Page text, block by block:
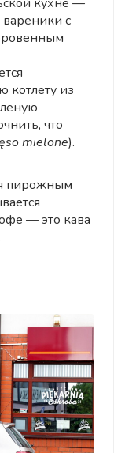
с
котлету из
что
mielone).
пирожным
— это кава